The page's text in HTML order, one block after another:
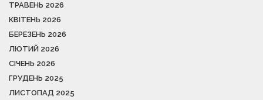
ТРАВЕНЬ 2026
КВІТЕНЬ 2026
БЕРЕЗЕНЬ 2026
ЛЮТИЙ 2026
СІЧЕНЬ 2026
ГРУДЕНЬ 2025
ЛИСТОПАД 2025